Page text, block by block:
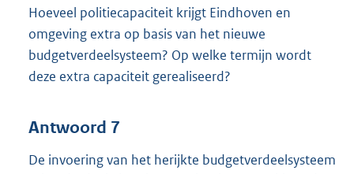
Hoeveel politiecapaciteit krijgt Eindhoven en
omgeving extra op basis van het nieuwe
budgetverdeelsysteem? Op welke termijn wordt
deze extra capaciteit gerealiseerd?
Antwoord 7
De invoering van het herijkte budgetverdeelsysteem